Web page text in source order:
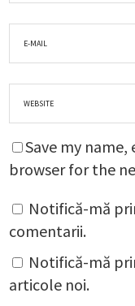
Save my
browser for the
Notifică-mă
comentarii.
Notifică-mă
articole noi.